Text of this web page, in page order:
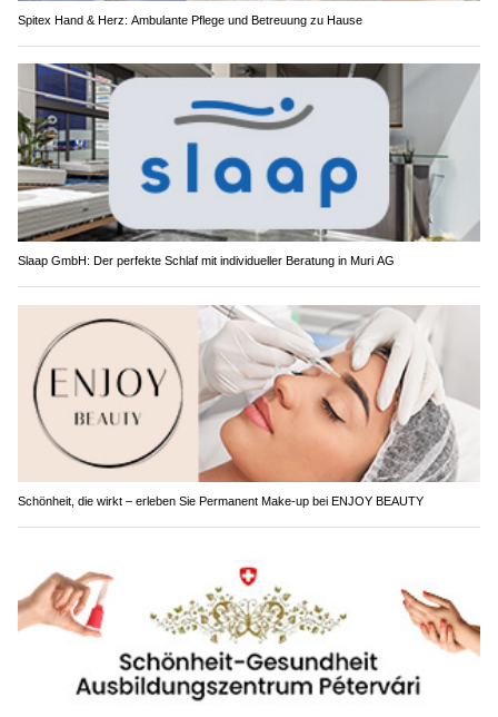
Spitex Hand & Herz: Ambulante Pflege und Betreuung zu Hause
Slaap GmbH: Der perfekte Schlaf mit individueller Beratung in Muri AG
Schönheit, die wirkt – erleben Sie Permanent Make-up bei ENJOY BEAUTY